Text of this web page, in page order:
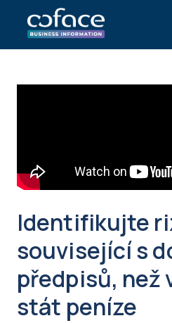
Identifikujte
související s
předpisů, než
stát peníze